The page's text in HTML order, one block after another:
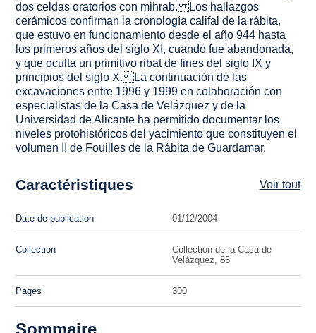
dos celdas oratorios con mihrab. Los hallazgos
cerámicos confirman la cronología califal de la rábita,
que estuvo en funcionamiento desde el año 944 hasta
los primeros años del siglo XI, cuando fue abandonada,
y que oculta un primitivo ribat de fines del siglo IX y
principios del siglo X. La continuación de las
excavaciones entre 1996 y 1999 en colaboración con
especialistas de la Casa de Velázquez y de la
Universidad de Alicante ha permitido documentar los
niveles protohistóricos del yacimiento que constituyen el
volumen II de Fouilles de la Rábita de Guardamar.
Caractéristiques Voir tout
Date de publication 01/12/2004
Collection
Collection de la Casa de
Velázquez, 85
Pages 300
Sommaire